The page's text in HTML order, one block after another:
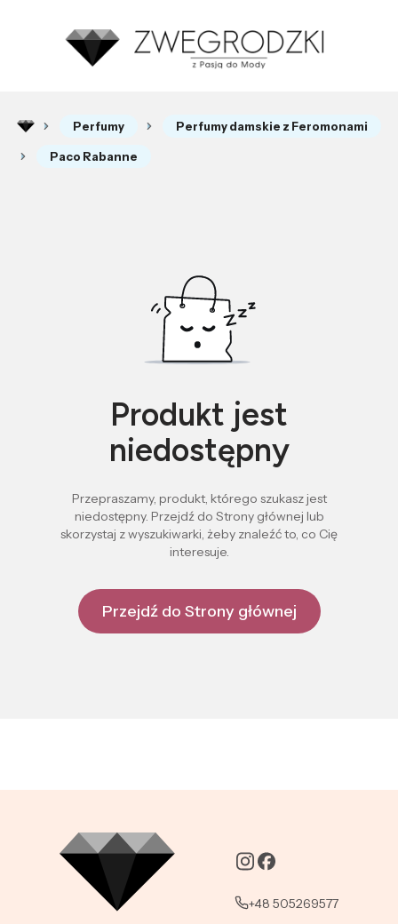
Perfumy Perfumy damskie z Feromonami
Paco Rabanne
Produkt jest
niedostępny
Przepraszamy, produkt, którego szukasz jest
niedostępny. Przejdź do Strony głównej lub
skorzystaj z wyszukiwarki, żeby znaleźć to, co Cię
interesuje.
Przejdź do Strony głównej
+48 505269577